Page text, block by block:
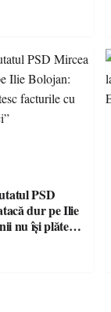
nereguli
PSD
dur pe Ilie
nu își plătesc